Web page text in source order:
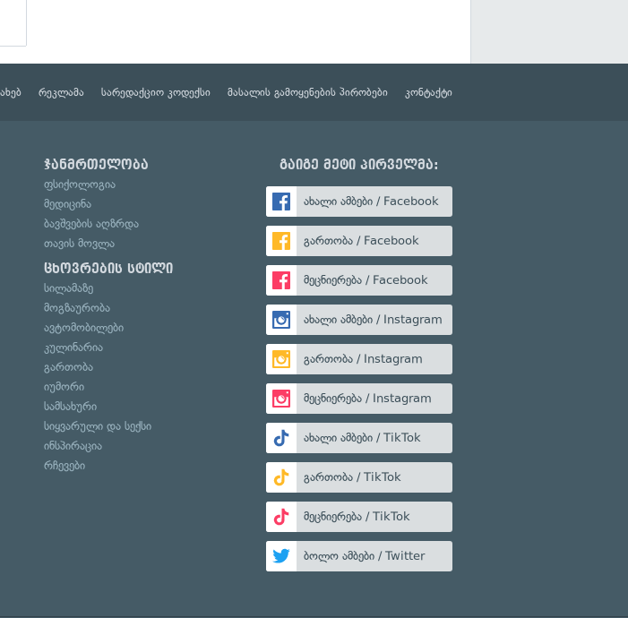
რეკლამა სარედაქციო კოდექსი მასალის გამოყენების პირობები კონტაქტი
ჯანმრთელობა
ფსიქოლოგია
მედიცინა
ბავშვების აღზრდა
თავის მოვლა
ცხოვრების სტილი
სილამაზე
მოგზაურობა
ავტომობილები
კულინარია
გართობა
იუმორი
სამსახური
სიყვარული და სექსი
ინსპირაცია
რჩევები
გაიგე მეტი პირველმა:
ახალი ამბები / Facebook
გართობა / Facebook
მეცნიერება / Facebook
ახალი ამბები / Instagram
გართობა / Instagram
მეცნიერება / Instagram
ახალი ამბები / TikTok
გართობა / TikTok
მეცნიერება / TikTok
ბოლო ამბები / Twitter